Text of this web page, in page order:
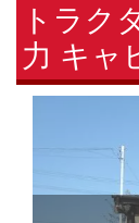
トラク
力 キャ